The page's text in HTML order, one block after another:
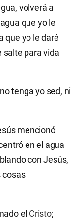
volverá a
que yo le
que yo le daré
salte para vida
tenga yo sed, ni
mencionó
en el agua
con Jesús,
cosas
el Cristo;